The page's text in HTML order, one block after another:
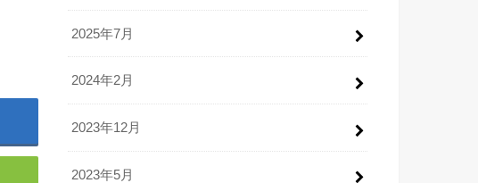
2025年7月
2024年2月
2023年12月
2023年5月